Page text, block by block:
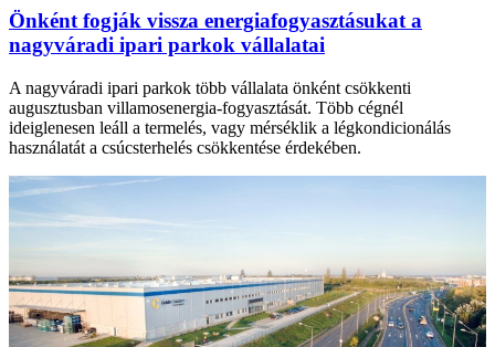
Önként fogják vissza energiafogyasztásukat a
nagyváradi ipari parkok vállalatai
A nagyváradi ipari parkok több vállalata önként csökkenti
augusztusban villamosenergia-fogyasztását. Több cégnél
ideiglenesen leáll a termelés, vagy mérséklik a légkondicionálás
használatát a csúcsterhelés csökkentése érdekében.